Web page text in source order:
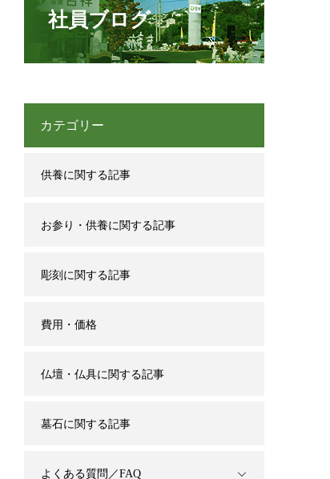
社員ブログ
カテゴリー
供養に関する記事
お参り・供養に関する記事
彫刻に関する記事
費用・価格
仏壇・仏具に関する記事
墓石に関する記事
よくある質問／FAQ